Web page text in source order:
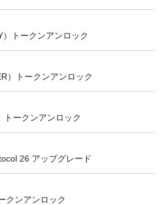
）トークンアンロック
）トークンアンロック
トークンアンロック
26 アップグレード
クンアンロック